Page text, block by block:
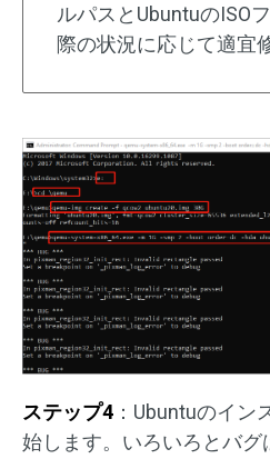
ルパスとUbuntuのISO
際の状況に応じて適宜
ステップ4 ：Ubuntuのイン
始します。いろいろとバ